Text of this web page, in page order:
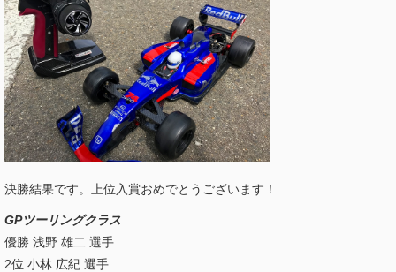
決勝結果です。上位入賞おめでとうございます！
GPツーリングクラス
優勝 浅野 雄二 選手
2位 小林 広紀 選手